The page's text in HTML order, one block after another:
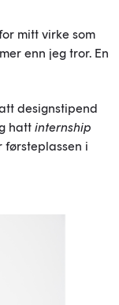
mitt virke som
enn jeg tror. En
designstipend
hatt internship
førsteplassen i